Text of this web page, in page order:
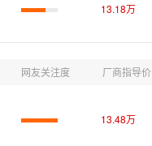
13.18万
网友关注度 厂商指导价
13.48万